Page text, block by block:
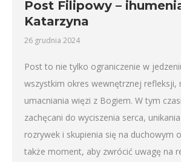
Post Filipowy –
Katarzyna
26 grudnia 2024
Post to nie tylko ograniczenie w
wszystkim okres wewnętrznej refleksji,
umacniania więzi z Bogiem. W tym
zachęcani do wyciszenia serca,
rozrywek i skupienia się na duchowym
także moment, aby zwrócić uwagę na